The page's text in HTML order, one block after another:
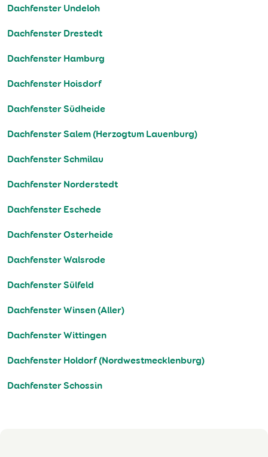
Dachfenster Undeloh
Dachfenster Drestedt
Dachfenster Hamburg
Dachfenster Hoisdorf
Dachfenster Südheide
Dachfenster Salem (Herzogtum Lauenburg)
Dachfenster Schmilau
Dachfenster Norderstedt
Dachfenster Eschede
Dachfenster Osterheide
Dachfenster Walsrode
Dachfenster Sülfeld
Dachfenster Winsen (Aller)
Dachfenster Wittingen
Dachfenster Holdorf (Nordwestmecklenburg)
Dachfenster Schossin